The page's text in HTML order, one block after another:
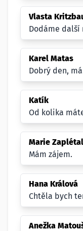
Vlasta
Dodáme další
Karel Matas
Dobrý den,
Katík
Od kolika
Marie
Mám zájem.
Hana Králová
Chtěla bych
Anežka